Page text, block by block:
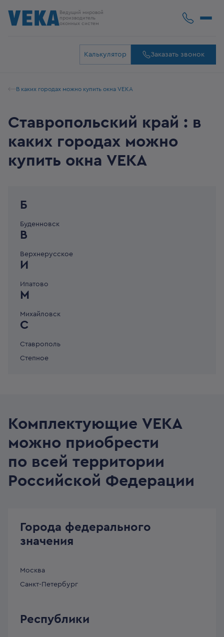
Ведущий мировой
производитель
оконных систем
Калькулятор Заказать звонок
В каких городах можно купить окна VEKA
Ставропольский край : в
каких городах можно
купить окна VEKA
Б
Буденновск
В
Верхнерусское
И
Ипатово
М
Михайловск
С
Ставрополь
Степное
Комплектующие VEKA
можно приобрести
по всей территории
Российской Федерации
Города федерального
значения
Москва
Санкт-Петербург
Республики